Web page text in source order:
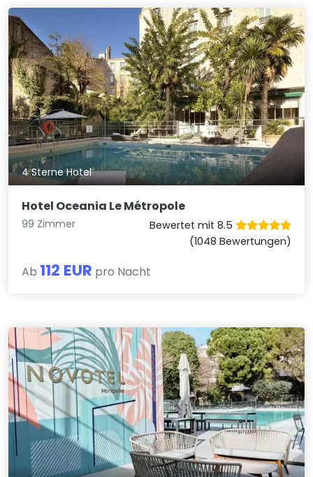
4 Sterne Hotel
Hotel Oceania Le Métropole
99 Zimmer
Bewertet mit 8.5
(1048 Bewertungen)
Ab 112 EUR pro Nacht